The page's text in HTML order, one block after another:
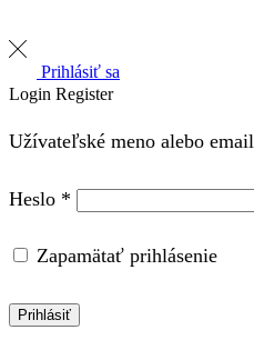
Prihlásiť sa
Login Register
Užívateľské meno alebo email
Heslo * Required
Zapamätať prihlásenie
Prihlásiť